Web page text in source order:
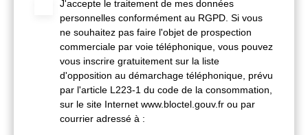
J'accepte le traitement de mes données
personnelles conformément au RGPD. Si vous
ne souhaitez pas faire l'objet de prospection
commerciale par voie téléphonique, vous pouvez
vous inscrire gratuitement sur la liste
d'opposition au démarchage téléphonique, prévu
par l'article L223-1 du code de la consommation,
sur le site Internet www.bloctel.gouv.fr ou par
courrier adressé à :